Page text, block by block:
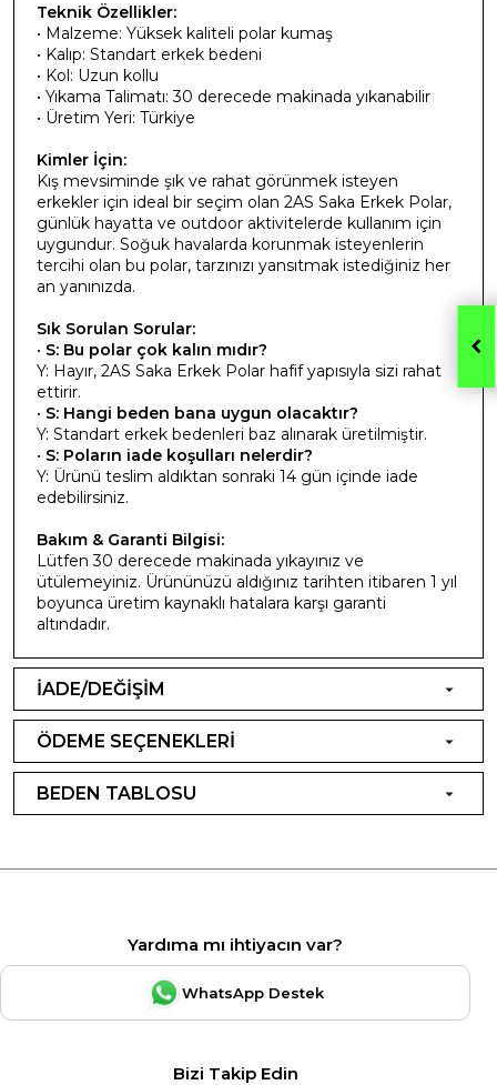
Teknik Özellikler:
• Malzeme: Yüksek kaliteli polar kumaş
• Kalıp: Standart erkek bedeni
• Kol: Uzun kollu
• Yıkama Talimatı: 30 derecede makinada yıkanabilir
• Üretim Yeri: Türkiye
Kimler İçin:
Kış mevsiminde şık ve rahat görünmek isteyen
erkekler için ideal bir seçim olan 2AS Saka Erkek Polar,
günlük hayatta ve outdoor aktivitelerde kullanım için
uygundur. Soğuk havalarda korunmak isteyenlerin
tercihi olan bu polar, tarzınızı yansıtmak istediğiniz her
an yanınızda.
Sık Sorulan Sorular:
• S: Bu polar çok kalın mıdır?
Y: Hayır, 2AS Saka Erkek Polar hafif yapısıyla sizi rahat
ettirir.
• S: Hangi beden bana uygun olacaktır?
Y: Standart erkek bedenleri baz alınarak üretilmiştir.
• S: Poların iade koşulları nelerdir?
Y: Ürünü teslim aldıktan sonraki 14 gün içinde iade
edebilirsiniz.
Bakım & Garanti Bilgisi:
Lütfen 30 derecede makinada yıkayınız ve
ütülemeyiniz. Ürününüzü aldığınız tarihten itibaren 1 yıl
boyunca üretim kaynaklı hatalara karşı garanti
altındadır.
İADE/DEĞİŞİM
ÖDEME SEÇENEKLERİ
BEDEN TABLOSU
Yardıma mı ihtiyacın var?
WhatsApp Destek
Bizi Takip Edin